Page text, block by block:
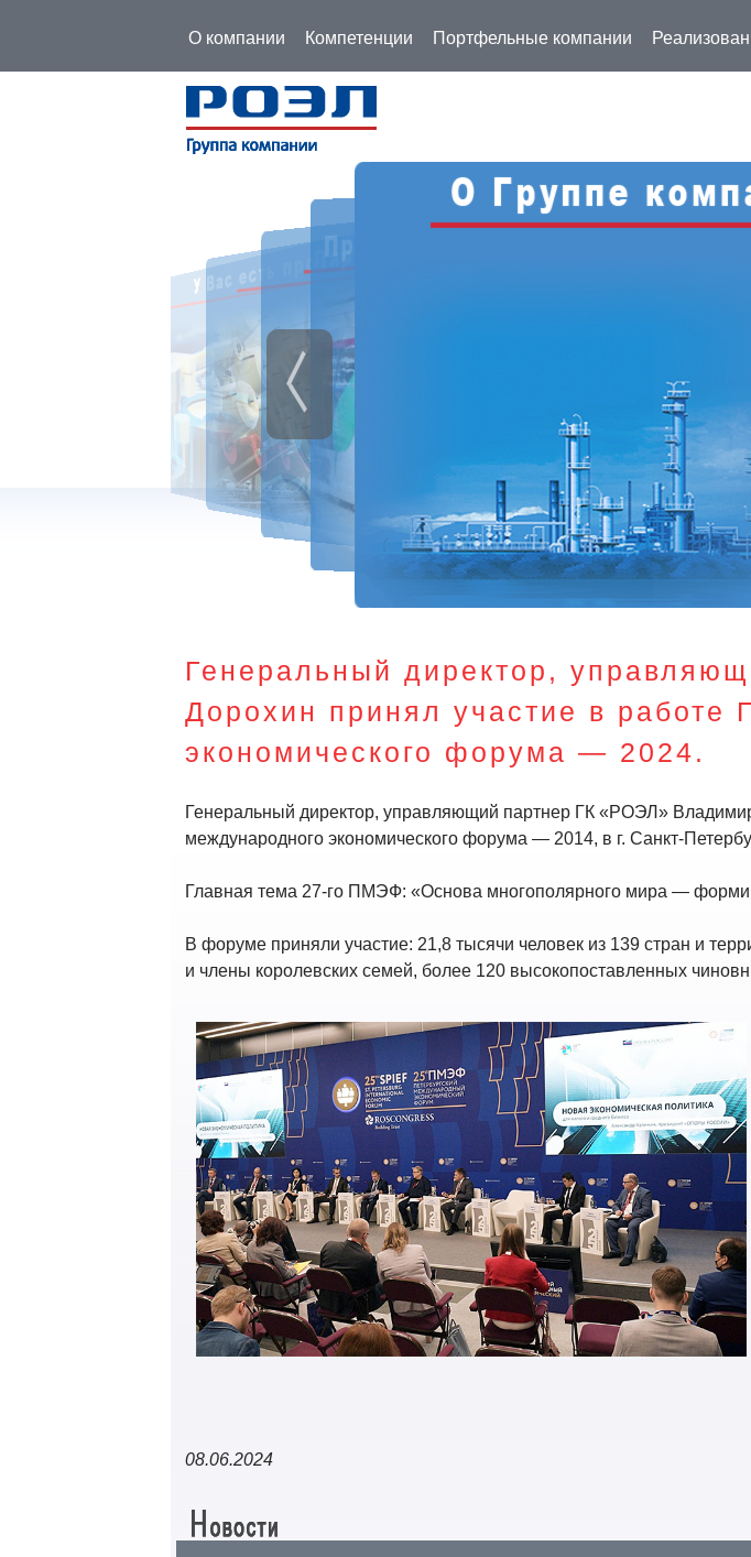
О компании Компетенции Портфельные компании
Генеральный директор,
Дорохин принял участие в работе
экономического форума — 2024.
Генеральный директор, управляющий партнер ГК «РОЭЛ»
международного экономического форума — 2014, в г. Санкт-
Главная тема 27-го ПМЭФ: «Основа многополярного мира —
В форуме приняли участие: 21,8 тысячи человек из 139 стран и
и члены королевских семей, более 120 высокопоставленных
08.06.2024